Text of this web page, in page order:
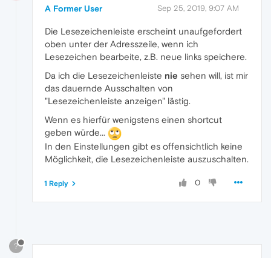
A Former User Sep 25, 2019, 9:07 AM
Die Lesezeichenleiste erscheint unaufgefordert
oben unter der Adresszeile, wenn ich
Lesezeichen bearbeite, z.B. neue links speichere.
Da ich die Lesezeichenleiste nie sehen will, ist mir
das dauernde Ausschalten von
"Lesezeichenleiste anzeigen" lästig.
Wenn es hierfür wenigstens einen shortcut
geben würde...
In den Einstellungen gibt es offensichtlich keine
Möglichkeit, die Lesezeichenleiste auszuschalten.
0
1 Reply
?